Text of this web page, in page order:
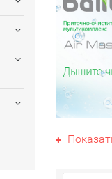
проходит